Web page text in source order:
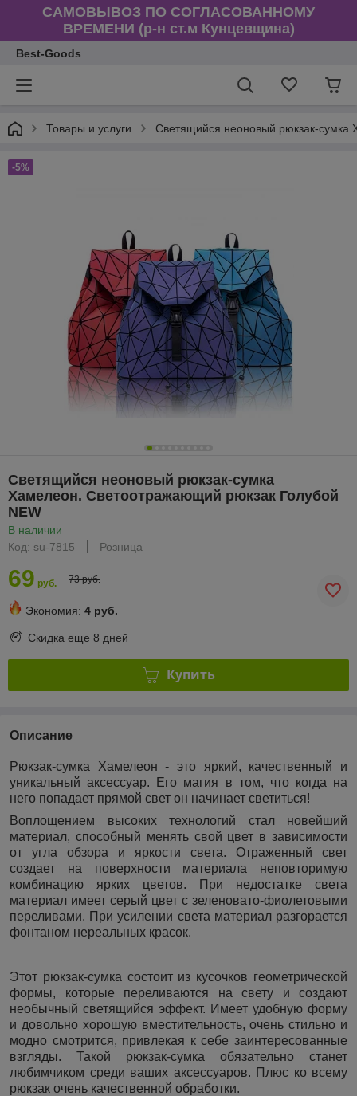
САМОВЫВОЗ ПО СОГЛАСОВАННОМУ
ВРЕМЕНИ (р-н ст.м Кунцевщина)
Best-Goods
Товары и услуги Светящийся неоновый рюкзак-сумка
-5%
Светящийся неоновый рюкзак-сумка
Хамелеон. Светоотражающий рюкзак Голубой
NEW
В наличии
Код: su-7815
Розница
69 руб. 73 руб.
Экономия: 4 руб.
Скидка еще 8 дней
Купить
Описание
Рюкзак-сумка Хамелеон - это яркий, качественный и
уникальный аксессуар. Его магия в том, что когда на
него попадает прямой свет он начинает светиться!
Воплощением высоких технологий стал новейший
материал, способный менять свой цвет в зависимости
от угла обзора и яркости света. Отраженный свет
создает на поверхности материала неповторимую
комбинацию ярких цветов. При недостатке света
материал имеет серый цвет с зеленовато-фиолетовыми
переливами. При усилении света материал разгорается
фонтаном нереальных красок.
Этот рюкзак-сумка состоит из кусочков геометрической
формы, которые переливаются на свету и создают
необычный светящийся эффект. Имеет удобную форму
и довольно хорошую вместительность, очень стильно и
модно смотрится, привлекая к себе заинтересованные
взгляды. Такой рюкзак-сумка обязательно станет
любимчиком среди ваших аксессуаров. Плюс ко всему
рюкзак очень качественной обработки.